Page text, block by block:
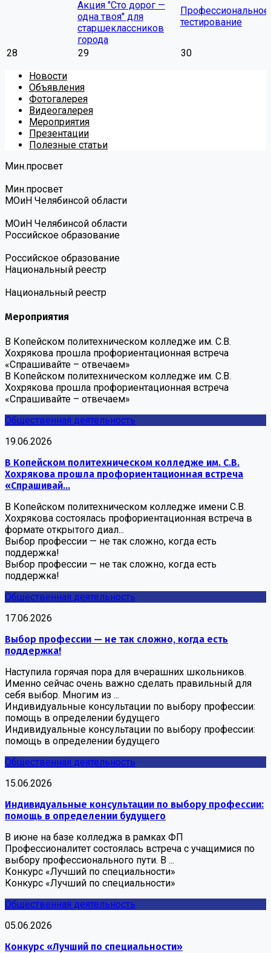
Акция "Сто дорог —
одна твоя" для
старшеклассников
города
Профессиональное
тестирование
28 29
30
Новости
Объявления
Фотогалерея
Видеогалерея
Мероприятия
Презентации
Полезные статьи
Мин.просвет
Мин.просвет
МОиН Челябинсой области
МОиН Челябинсой области
Российское образование
Российское образование
Национальный реестр
Национальный реестр
Мероприятия
В Копейском политехническом колледже им. С.В.
Хохрякова прошла профориентационная встреча
«Спрашивайте – отвечаем»
В Копейском политехническом колледже им. С.В.
Хохрякова прошла профориентационная встреча
«Спрашивайте – отвечаем»
Общественная деятельность
19.06.2026
В Копейском политехническом колледже им. С.В.
Хохрякова прошла профориентационная встреча
«Спрашивай...
В Копейском политехническом колледже имени С.В.
Хохрякова состоялась профориентационная встреча в
формате открытого диал...
Выбор профессии — не так сложно, когда есть
поддержка!
Выбор профессии — не так сложно, когда есть
поддержка!
Общественная деятельность
17.06.2026
Выбор профессии — не так сложно, когда есть
поддержка!
Наступила горячая пора для вчерашних школьников.
Именно сейчас очень важно сделать правильный для
себя выбор. Многим из ...
Индивидуальные консультации по выбору профессии:
помощь в определении будущего
Индивидуальные консультации по выбору профессии:
помощь в определении будущего
Общественная деятельность
15.06.2026
Индивидуальные консультации по выбору профессии:
помощь в определении будущего
В июне на базе колледжа в рамках ФП
Профессионалитет состоялась встреча с учащимися по
выбору профессионального пути. В ...
Конкурс «Лучший по специальности»
Конкурс «Лучший по специальности»
Общественная деятельность
05.06.2026
Конкурс «Лучший по специальности»